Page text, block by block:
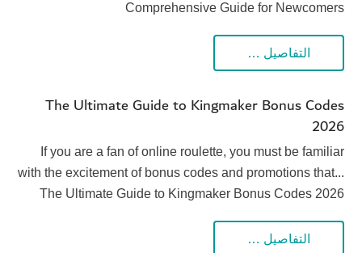
Comprehensive Guide for Newcomers
التفاصيل …
The Ultimate Guide to Kingmaker Bonus Codes
2026
If you are a fan of online roulette, you must be familiar
with the excitement of bonus codes and promotions that...
The Ultimate Guide to Kingmaker Bonus Codes 2026
التفاصيل …